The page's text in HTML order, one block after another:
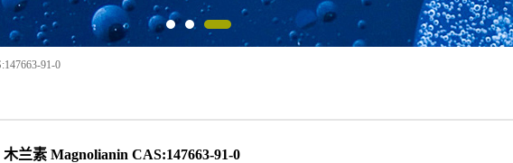
91-0
木兰素 Magnolianin CAS:147663-91-0